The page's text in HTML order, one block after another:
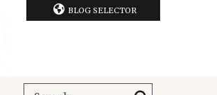
BLOG SELECTOR